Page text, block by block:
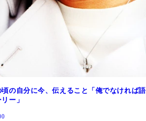
の自分に今、伝えること「俺でなければ語
ー」